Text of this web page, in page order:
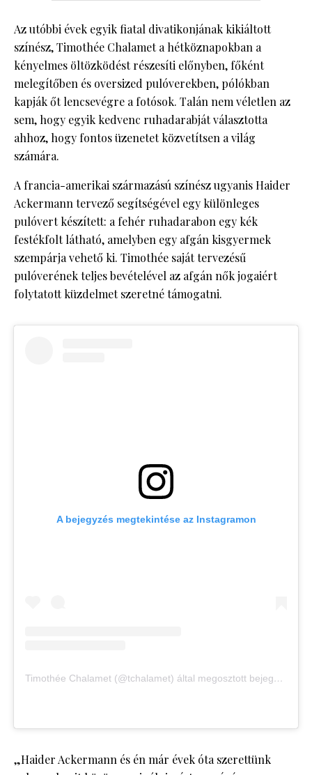
Az utóbbi évek egyik fiatal divatikonjának kikiáltott
színész, Timothée Chalamet a hétköznapokban a
kényelmes öltözködést részesíti előnyben, főként
melegítőben és oversized pulóverekben, pólókban
kapják őt lencsevégre a fotósok. Talán nem véletlen az
sem, hogy egyik kedvenc ruhadarabját választotta
ahhoz, hogy fontos üzenetet közvetítsen a világ
számára.
A francia-amerikai származású színész ugyanis Haider
Ackermann tervező segítségével egy különleges
pulóvert készített: a fehér ruhadarabon egy kék
festékfolt látható, amelyben egy afgán kisgyermek
szempárja vehető ki. Timothée saját tervezésű
pulóverének teljes bevételével az afgán nők jogaiért
folytatott küzdelmet szeretné támogatni.
A bejegyzés megtekintése az Instagramon
Timothée Chalamet (@tchalamet) által megosztott bejegyzés
„Haider Ackermann és én már évek óta szerettünk